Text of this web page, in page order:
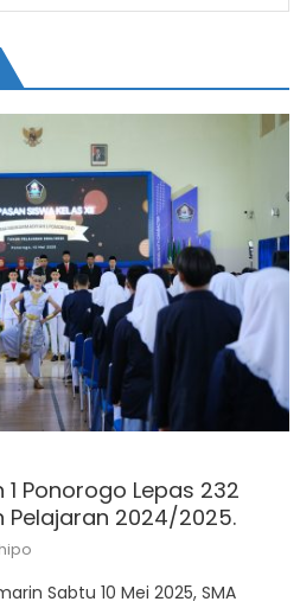
Ponorogo Lepas 232
Pelajaran 2024/2025.
Sabtu 10 Mei 2025, SMA